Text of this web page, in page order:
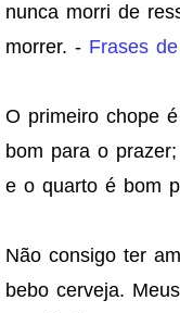
nunca morri de
morrer. - Frases
O primeiro chope
bom para o
e o quarto é bom
Não consigo ter
bebo cerveja.